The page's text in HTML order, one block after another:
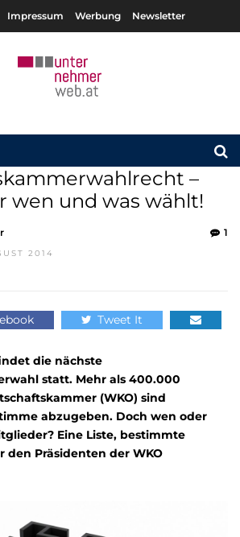
Impressum Werbung Newsletter
–
wen und was wählt!
2014
1
Tweet It
die nächste
statt. Mehr als 400.000
(WKO) sind
abzugeben. Doch wen oder
Eine Liste, bestimmte
den Präsidenten der WKO